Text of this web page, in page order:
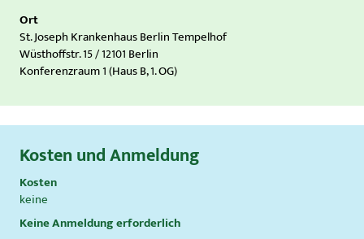
Ort
St. Joseph Krankenhaus Berlin Tempelhof
Wüsthoffstr. 15 / 12101 Berlin
Konferenzraum 1 (Haus B, 1. OG)
Kosten und Anmeldung
Kosten
keine
Keine Anmeldung erforderlich